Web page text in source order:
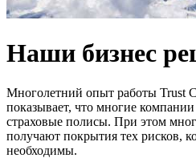
Наши бизнес
Многолетний опыт работы Trust
показывает, что многие компании
страховые полисы. При этом
получают покрытия тех рисков,
необходимы.